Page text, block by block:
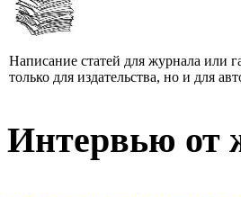
Написание статей для журнала или
только для издательства, но и для
Интервью от